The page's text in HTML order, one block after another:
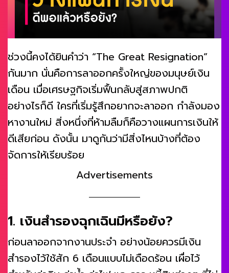
ช่วงนี้คงได้ยินคำว่า “The Great Resignation”
กันมาก นั่นคือการลาออกครั้งใหญ่ของมนุษย์เงิน
เดือน เมื่อเศรษฐกิจเริ่มฟื้นกลับสู่สภาพปกติ
อย่างไรก็ดี ใครที่เริ่มรู้สึกอยากจะลาออก กำลังมอง
หางานใหม่ สิ่งหนึ่งที่ห้ามลืมก็คือวางแผนการเงินให้
ดีเสียก่อน ดังนั้น มาดูกันว่ามีสิ่งไหนบ้างที่ต้อง
จัดการให้เรียบร้อย
Advertisements
1. เงินสำรองฉุกเฉินมีหรือยัง?
ก่อนลาออกจากงานประจำ อย่างน้อยควรมีเงิน
สำรองไว้ใช้สัก 6 เดือนแบบไม่เดือดร้อน เผื่อไว้